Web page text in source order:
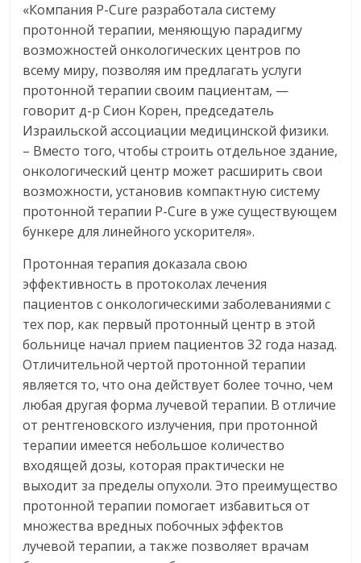
«Компания P-Cure разработала систему
протонной терапии, меняющую парадигму
возможностей онкологических центров по
всему миру, позволяя им предлагать услуги
протонной терапии своим пациентам, —
говорит д-р Сион Корен, председатель
Израильской ассоциации медицинской физики.
– Вместо того, чтобы строить отдельное здание,
онкологический центр может расширить свои
возможности, установив компактную систему
протонной терапии P-Cure в уже существующем
бункере для линейного ускорителя».
Протонная терапия доказала свою
эффективность в протоколах лечения
пациентов с онкологическими заболеваниями с
тех пор, как первый протонный центр в этой
больнице начал прием пациентов 32 года назад.
Отличительной чертой протонной терапии
является то, что она действует более точно, чем
любая другая форма лучевой терапии. В отличие
от рентгеновского излучения, при протонной
терапии имеется небольшое количество
входящей дозы, которая практически не
выходит за пределы опухоли. Это преимущество
протонной терапии помогает избавиться от
множества вредных побочных эффектов
лучевой терапии, а также позволяет врачам